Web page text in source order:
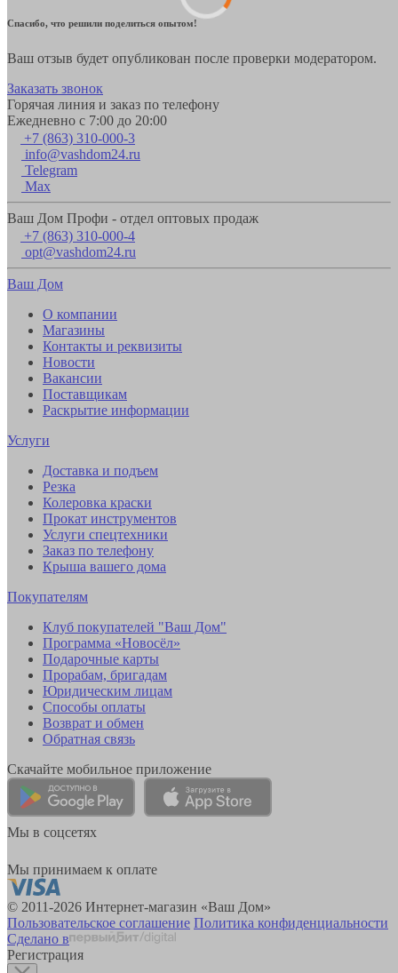
Спасибо, что решили поделиться опытом!
Ваш отзыв будет опубликован после проверки модератором.
Заказать звонок
Горячая линия и заказ по телефону
Ежедневно с 7:00 до 20:00
+7 (863) 310-000-3
info@vashdom24.ru
Telegram
Max
Ваш Дом Профи - отдел оптовых продаж
+7 (863) 310-000-4
opt@vashdom24.ru
Ваш Дом
О компании
Магазины
Контакты и реквизиты
Новости
Вакансии
Поставщикам
Раскрытие информации
Услуги
Доставка и подъем
Резка
Колеровка краски
Прокат инструментов
Услуги спецтехники
Заказ по телефону
Крыша вашего дома
Покупателям
Клуб покупателей "Ваш Дом"
Программа «Новосёл»
Подарочные карты
Прорабам, бригадам
Юридическим лицам
Способы оплаты
Возврат и обмен
Обратная связь
Скачайте мобильное приложение
Мы в соцсетях
Мы принимаем к оплате
© 2011-2026 Интернет-магазин «Ваш Дом»
Пользовательское соглашение Политика конфиденциальности
Сделано в
Регистрация